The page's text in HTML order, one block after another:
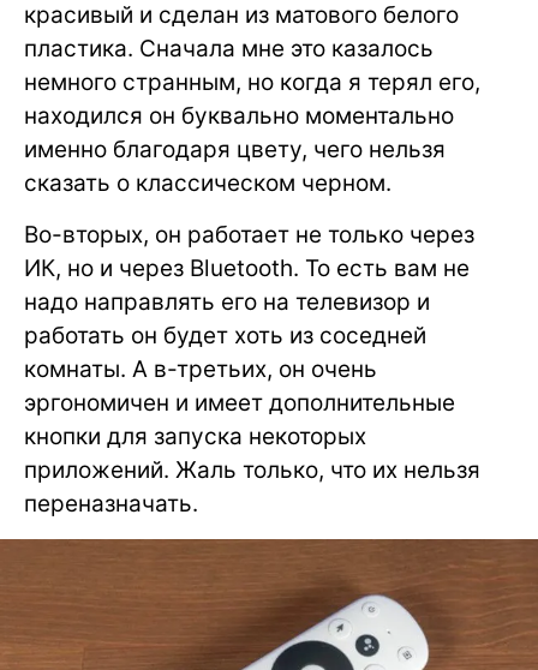
красивый и сделан из матового белого
пластика. Сначала мне это казалось
немного странным, но когда я терял его,
находился он буквально моментально
именно благодаря цвету, чего нельзя
сказать о классическом черном.
Во-вторых, он работает не только через
ИК, но и через Bluetooth. То есть вам не
надо направлять его на телевизор и
работать он будет хоть из соседней
комнаты. А в-третьих, он очень
эргономичен и имеет дополнительные
кнопки для запуска некоторых
приложений. Жаль только, что их нельзя
переназначать.